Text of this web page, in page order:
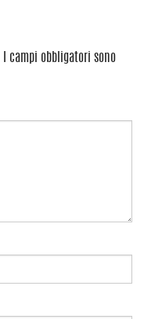
I campi obbligatori sono